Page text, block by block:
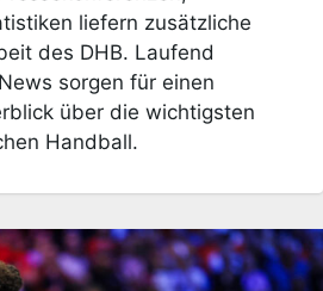
liefern zusätzliche
des DHB. Laufend
sorgen für einen
über die wichtigsten
Handball.